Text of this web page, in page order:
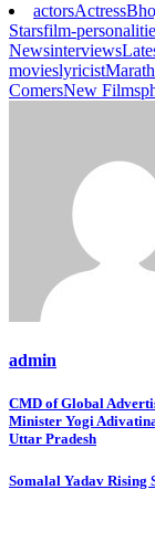
actorsActress
Starsfilm-
Newsinterviews
movieslyricist
ComersNew Films
admin
Post
navigation
CMD of Global
Minister Yogi
Uttar Pradesh
Somalal Yadav Rising